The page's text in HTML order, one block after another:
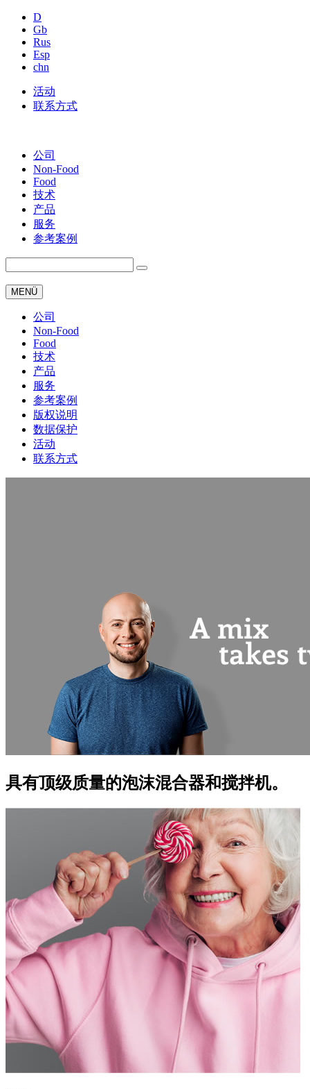
D
Gb
Rus
Esp
chn
活动
联系方式
公司
Non-Food
Food
技术
产品
服务
参考案例
MENÜ
公司
Non-Food
Food
技术
产品
服务
参考案例
版权说明
数据保护
活动
联系方式
具有顶级质量的泡沫混合器和搅拌机。